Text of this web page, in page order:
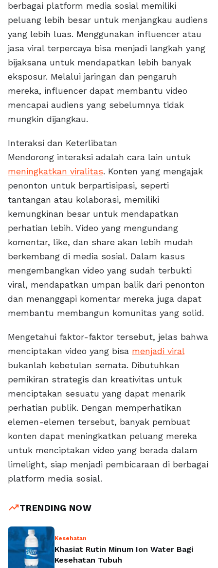
berbagai platform media sosial memiliki
peluang lebih besar untuk menjangkau audiens
yang lebih luas. Menggunakan influencer atau
jasa viral terpercaya bisa menjadi langkah yang
bijaksana untuk mendapatkan lebih banyak
eksposur. Melalui jaringan dan pengaruh
mereka, influencer dapat membantu video
mencapai audiens yang sebelumnya tidak
mungkin dijangkau.
Interaksi dan Keterlibatan
Mendorong interaksi adalah cara lain untuk
meningkatkan viralitas. Konten yang mengajak
penonton untuk berpartisipasi, seperti
tantangan atau kolaborasi, memiliki
kemungkinan besar untuk mendapatkan
perhatian lebih. Video yang mengundang
komentar, like, dan share akan lebih mudah
berkembang di media sosial. Dalam kasus
mengembangkan video yang sudah terbukti
viral, mendapatkan umpan balik dari penonton
dan menanggapi komentar mereka juga dapat
membantu membangun komunitas yang solid.
Mengetahui faktor-faktor tersebut, jelas bahwa
menciptakan video yang bisa menjadi viral
bukanlah kebetulan semata. Dibutuhkan
pemikiran strategis dan kreativitas untuk
menciptakan sesuatu yang dapat menarik
perhatian publik. Dengan memperhatikan
elemen-elemen tersebut, banyak pembuat
konten dapat meningkatkan peluang mereka
untuk menciptakan video yang berada dalam
limelight, siap menjadi pembicaraan di berbagai
platform media sosial.
trending_upTRENDING NOW
Kesehatan
Khasiat Rutin Minum Ion Water Bagi
Kesehatan Tubuh